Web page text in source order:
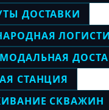
ДОСТАВКИ
СТАНЦИЯ
СКВАЖИН